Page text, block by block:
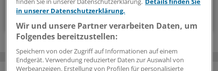
Zum Abonnieren bitte anmelden
finden Sie in unserer Datenschutzerklärung. Details finden Sie
in unserer Datenschutzerklärung.
Wir und unsere Partner verarbeiten Daten, um
Folgendes bereitzustellen:
Speichern von oder Zugriff auf Informationen auf einem
Endgerät. Verwendung reduzierter Daten zur Auswahl von
Werbeanzeigen. Erstellung von Profilen für personalisierte